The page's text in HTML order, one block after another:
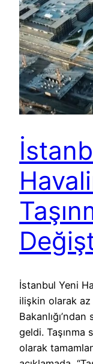
İstanbul Yeni
ilişkin olarak az
geldi.
olarak